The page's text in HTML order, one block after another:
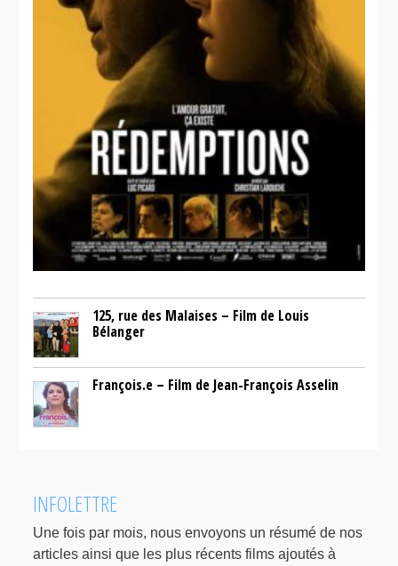
125, rue des Malaises – Film de Louis
Bélanger
François.e – Film de Jean-François Asselin
INFOLETTRE
Une fois par mois, nous envoyons un résumé de nos
articles ainsi que les plus récents films ajoutés à